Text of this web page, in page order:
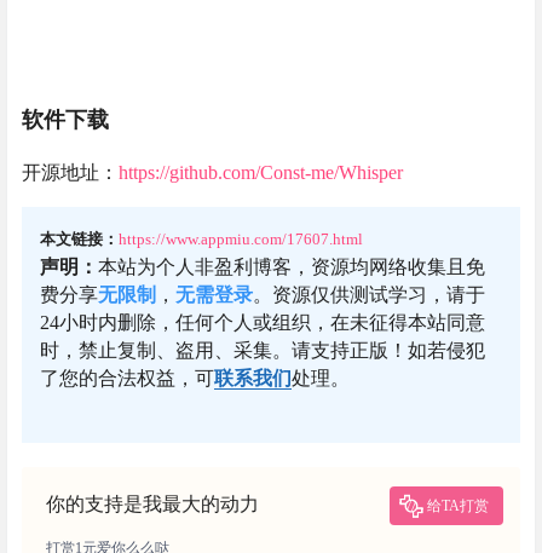
软件下载
开源地址： https://github.com/Const-me/Whisper
本文链接： https://www.appmiu.com/17607.html
声明： 本站为个人非盈利博客，资源均网络收集且免
费分享无限制 ， 无需登录。资源仅供测试学习，请于
24小时内删除，任何个人或组织，在未征得本站同意
时，禁止复制、盗用、采集。请支持正版！如若侵犯
了您的合法权益，可联系我们处理。
你的支持是我最大的动力 给TA打赏
打赏1元爱你么么哒